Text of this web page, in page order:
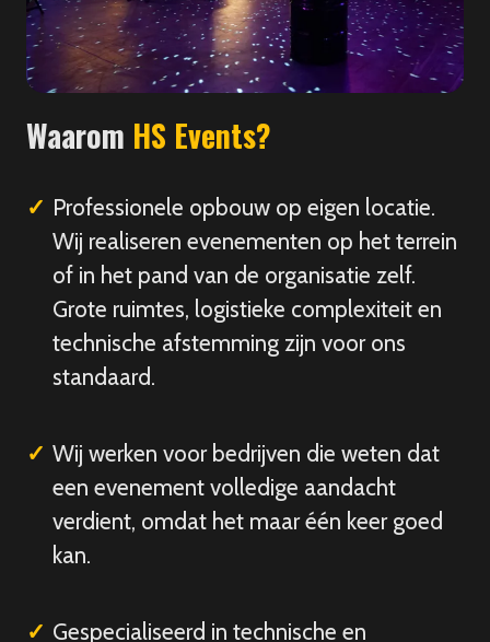
Waarom HS Events?
Professionele opbouw op eigen locatie.
Wij realiseren evenementen op het terrein
of in het pand van de organisatie zelf.
Grote ruimtes, logistieke complexiteit en
technische afstemming zijn voor ons
standaard.
Wij werken voor bedrijven die weten dat
een evenement volledige aandacht
verdient, omdat het maar één keer goed
kan.
Gespecialiseerd in technische en